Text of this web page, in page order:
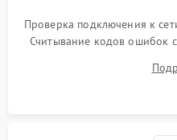
Проверка подключения к
Считывание кодов ошибок с
выявления посторонних
электронного